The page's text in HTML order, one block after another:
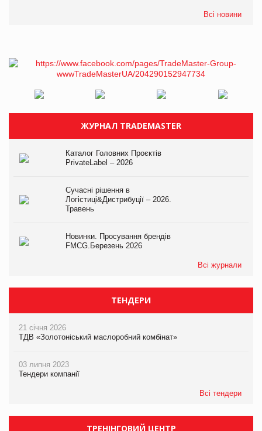
Всі новини
ЖУРНАЛ TRADEMASTER
Каталог Головних Проєктів
PrivateLabel – 2026
Сучасні рішення в
Логістиці&Дистрибуції – 2026.
Травень
Новинки. Просування брендів
FMCG.Березень 2026
Всі журнали
ТЕНДЕРИ
21 січня 2026
ТДВ «Золотоніський маслоробний комбінат»
03 липня 2023
Тендери компанії
Всі тендери
ТРЕНІНГОВИЙ ЦЕНТР